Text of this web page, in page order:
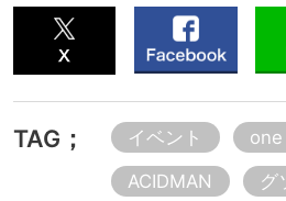
TAG； イベント
ACIDMAN
グ